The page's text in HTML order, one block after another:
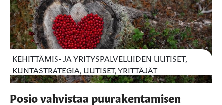
KEHITTÄMIS- JA YRITYSPALVELUIDEN UUTISET,
KUNTASTRATEGIA, UUTISET, YRITTÄJÄT
Posio vahvistaa puurakentamisen